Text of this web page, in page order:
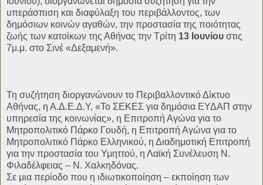
υπεράσπιση και διαφύλαξη του περιβάλλοντος, των
δημόσιων κοινών αγαθών, την προστασία της ποιότητας
ζωής των κατοίκων της Αθήνας την Τρίτη 13 Ιουνίου στις
7μ.μ. στο Σινέ «Δεξαμενή».
Τη συζήτηση διοργανώνουν το Περιβαλλοντικό Δίκτυο
Αθήνας, η Α.Δ.Ε.Δ.Υ, «To ΣΕΚΕΣ για δημόσια ΕΥΔΑΠ στην
υπηρεσία της κοινωνίας», η Επιτροπή Αγώνα για το
Μητροπολιτικό Πάρκο Γουδή, η Επιτροπή Αγώνα για το
Μητροπολιτικό Πάρκο Ελληνικού, η Διαδημοτική Επιτροπή
για την προστασία του Υμηττού, η Λαϊκή Συνέλευση Ν.
Φιλαδέλφειας – Ν. Χαλκηδόνας.
Σε μια περίοδο που η ιδιωτικοποίηση – εκποίηση των